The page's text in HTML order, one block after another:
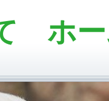
ホ